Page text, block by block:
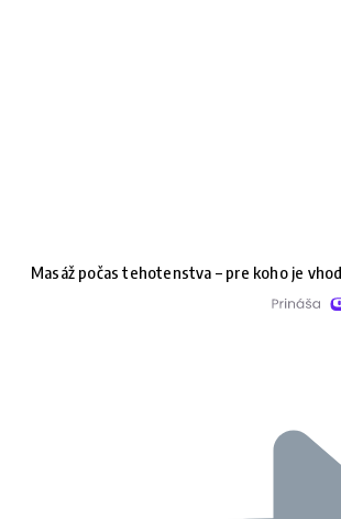
Masáž počas tehotenstva – pre koho je